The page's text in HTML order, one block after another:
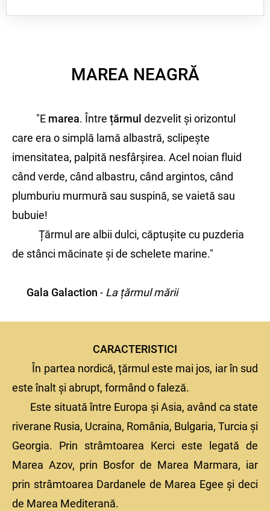
MAREA NEAGRĂ
"E marea. Între țărmul dezvelit și orizontul
care era o simplă lamă albastră, sclipește
imensitatea, palpită nesfârșirea. Acel noian fluid
când verde, când albastru, când argintos, când
plumburiu murmură sau suspină, se vaietă sau
bubuie!
Țărmul are albii dulci, căptușite cu puzderia
de stânci măcinate și de schelete marine."
Gala Galaction - La țărmul mării
CARACTERISTICI
În partea nordică, țărmul este mai jos, iar în sud
este înalt și abrupt, formând o faleză.
Este situată între Europa și Asia, având ca state
riverane Rusia, Ucraina, România, Bulgaria, Turcia și
Georgia. Prin strâmtoarea Kerci este legată de
Marea Azov, prin Bosfor de Marea Marmara, iar
prin strâmtoarea Dardanele de Marea Egee și deci
de Marea Mediterană.